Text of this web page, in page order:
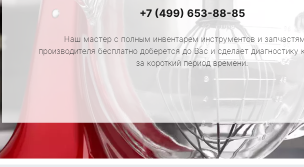
+7 (499) 653-88-85
Наш мастер с полным инвентарем инструментов и
производителя бесплатно доберется до Вас и сделает
за короткий период времени.